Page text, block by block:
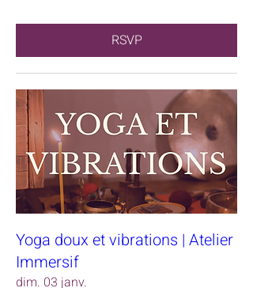
RSVP
Yoga doux et vibrations | Atelier
Immersif
dim. 03 janv.